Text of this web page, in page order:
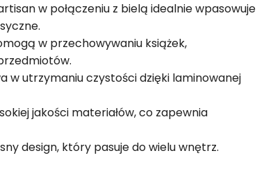
w połączeniu z bielą idealnie wpasowuje
w przechowywaniu książek,
w utrzymaniu czystości dzięki laminowanej
jakości materiałów, co zapewnia
design, który pasuje do wielu wnętrz.